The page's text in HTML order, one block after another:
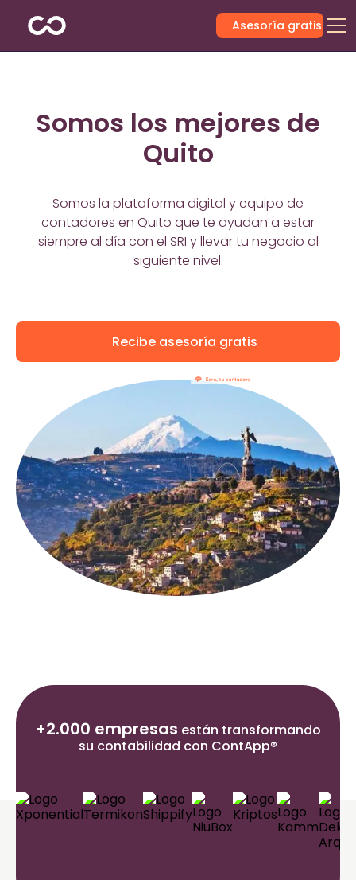
Asesoría gratis
Somos los mejores de
Quito
Somos la plataforma digital y equipo de
contadores en Quito que te ayudan a estar
siempre al día con el SRI y llevar tu negocio al
siguiente nivel.
Recibe asesoría gratis
+2.000 empresas están transformando
su contabilidad con ContApp®